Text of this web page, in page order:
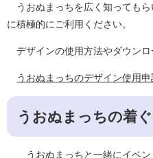
うおぬまっちを広く知っても
に積極的にご利用ください。
デザインの使用方法やダウンロ
うおぬまっちのデザイン使用
うおぬまっちの着
うおぬまっちと一緒にイベン